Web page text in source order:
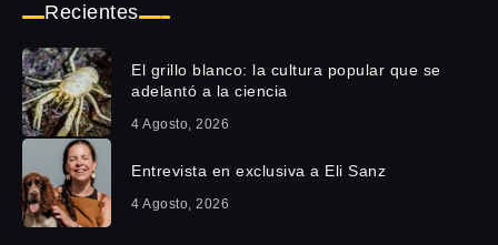
Recientes
El grillo blanco: la cultura popular que se
adelantó a la ciencia
4 Agosto, 2026
Entrevista en exclusiva a Eli Sanz
4 Agosto, 2026